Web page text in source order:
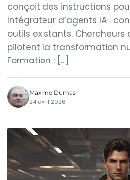
conçoit des instructions
Intégrateur d’agents IA :
outils existants. Chercheurs
pilotent la transformation
Formation : […]
Maxime Dumas
24 avril 2026